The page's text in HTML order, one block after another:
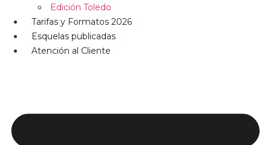
Edición Toledo
Tarifas y Formatos 2026
Esquelas publicadas
Atención al Cliente